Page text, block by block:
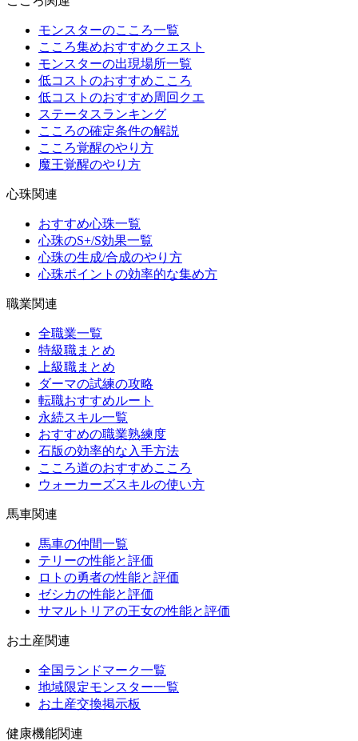
モンスターのこころ一覧
こころ集めおすすめクエスト
モンスターの出現場所一覧
低コストのおすすめこころ
低コストのおすすめ周回クエ
ステータスランキング
こころの確定条件の解説
こころ覚醒のやり方
魔王覚醒のやり方
心珠関連
おすすめ心珠一覧
心珠のS+/S効果一覧
心珠の生成/合成のやり方
心珠ポイントの効率的な集め方
職業関連
全職業一覧
特級職まとめ
上級職まとめ
ダーマの試練の攻略
転職おすすめルート
永続スキル一覧
おすすめの職業熟練度
石版の効率的な入手方法
こころ道のおすすめこころ
ウォーカーズスキルの使い方
馬車関連
馬車の仲間一覧
テリーの性能と評価
ロトの勇者の性能と評価
ゼシカの性能と評価
サマルトリアの王女の性能と評価
お土産関連
全国ランドマーク一覧
地域限定モンスター一覧
お土産交換掲示板
健康機能関連